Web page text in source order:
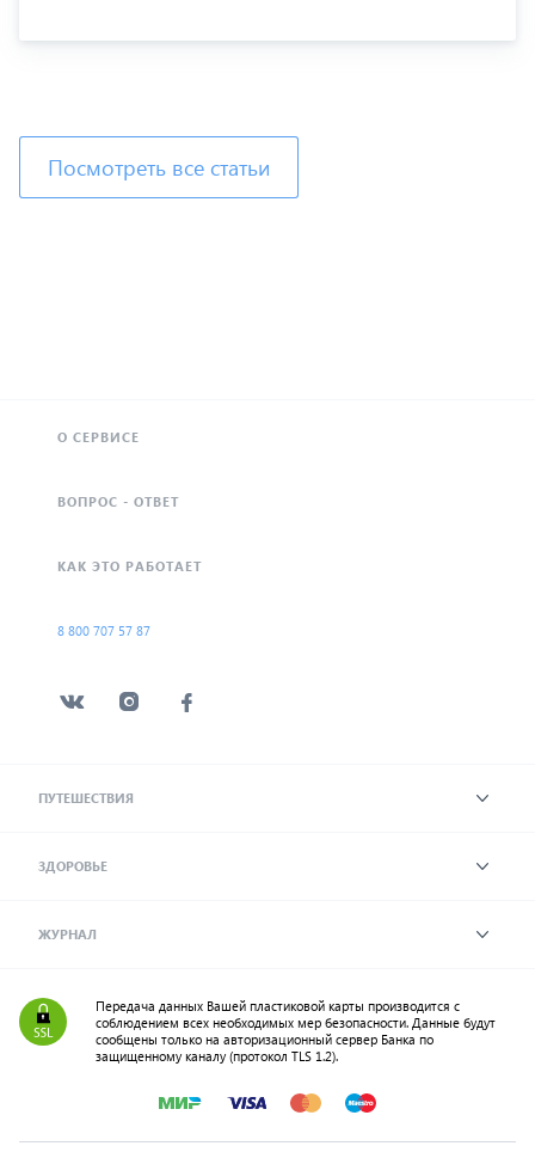
Посмотреть все статьи
О СЕРВИСЕ
ВОПРОС - ОТВЕТ
КАК ЭТО РАБОТАЕТ
8 800 707 57 87
ПУТЕШЕСТВИЯ
ЗДОРОВЬЕ
ЖУРНАЛ
Передача данных Вашей пластиковой карты производится с
соблюдением всех необходимых мер безопасности. Данные будут
сообщены только на авторизационный сервер Банка по
защищенному каналу (протокол TLS 1.2).